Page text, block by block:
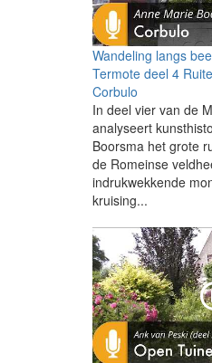
Wandeling langs
Termote deel 4
Corbulo
In deel vier van de
analyseert
Boorsma het grote
de Romeinse
indrukwekkende
kruising...